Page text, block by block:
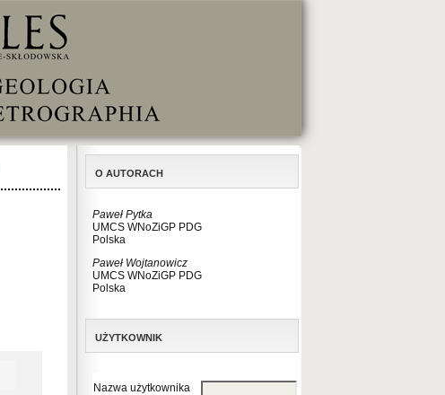
O AUTORACH
Paweł Pytka
UMCS WNoZiGP PDG
Polska
Paweł Wojtanowicz
UMCS WNoZiGP PDG
Polska
UŻYTKOWNIK
Nazwa użytkownika